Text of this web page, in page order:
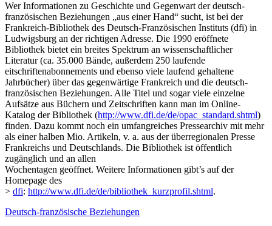
Wer Informationen zu Geschichte und Gegenwart der deutsch-
französischen Beziehungen „aus einer Hand“ sucht, ist bei der
Frankreich-Bibliothek des Deutsch-Französischen Instituts (dfi) in
Ludwigsburg an der richtigen Adresse. Die 1990 eröffnete
Bibliothek bietet ein breites Spektrum an wissenschaftlicher
Literatur (ca. 35.000 Bände, außerdem 250 laufende
eitschriftenabonnements und ebenso viele laufend gehaltene
Jahrbücher) über das gegenwärtige Frankreich und die deutsch-
französischen Beziehungen. Alle Titel und sogar viele einzelne
Aufsätze aus Büchern und Zeitschriften kann man im Online-
Katalog der Bibliothek (http://www.dfi.de/de/opac_standard.shtml)
finden. Dazu kommt noch ein umfangreiches Pressearchiv mit mehr
als einer halben Mio. Artikeln, v. a. aus der überregionalen Presse
Frankreichs und Deutschlands. Die Bibliothek ist öffentlich
zugänglich und an allen
Wochentagen geöffnet. Weitere Informationen gibt’s auf der
Homepage des
> dfi: http://www.dfi.de/de/bibliothek_kurzprofil.shtml.
Deutsch-französische Beziehungen